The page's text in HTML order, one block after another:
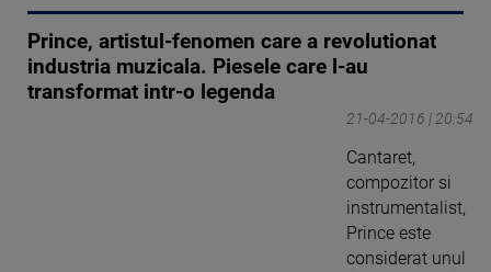
Prince, artistul-fenomen care a revolutionat
industria muzicala. Piesele care l-au
transformat intr-o legenda
21-04-2016 | 20:54
Cantaret,
compozitor si
instrumentalist,
Prince este
considerat unul